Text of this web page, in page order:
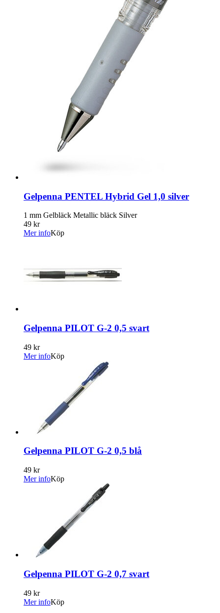
Gelpenna PENTEL Hybrid Gel 1,0 silver
1 mm Gelbläck Metallic bläck Silver
49 kr
Mer infoKöp
Gelpenna PILOT G-2 0,5 svart
49 kr
Mer infoKöp
Gelpenna PILOT G-2 0,5 blå
49 kr
Mer infoKöp
Gelpenna PILOT G-2 0,7 svart
49 kr
Mer infoKöp